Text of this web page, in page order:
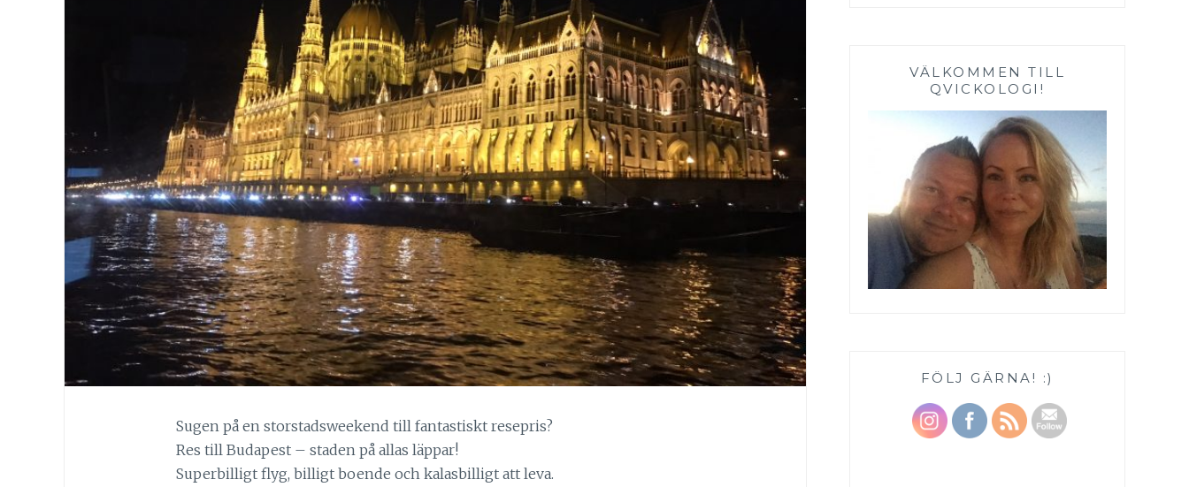
Sugen på en storstadsweekend till fantastiskt resepris?
Res till Budapest – staden på allas läppar!
Superbilligt flyg, billigt boende och kalasbilligt att leva.
VÄLKOMMEN TILL
QVICKOLOGI!
FÖLJ GÄRNA! :)